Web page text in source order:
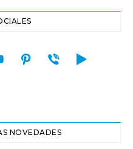
pinterest
viber play
NOVEDADES